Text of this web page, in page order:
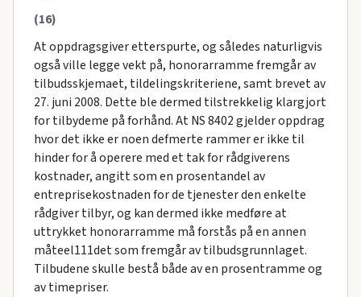
(16)
At oppdragsgiver etterspurte, og således naturligvis
også ville legge vekt på, honorarramme fremgår av
tilbudsskjemaet, tildelingskriteriene, samt brevet av
27. juni 2008. Dette ble dermed tilstrekkelig klargjort
for tilbydeme på forhånd. At NS 8402 gjelder oppdrag
hvor det ikke er noen defmerte rammer er ikke til
hinder for å operere med et tak for rådgiverens
kostnader, angitt som en prosentandel av
entreprisekostnaden for de tjenester den enkelte
rådgiver tilbyr, og kan dermed ikke medføre at
uttrykket honorarramme må forstås på en annen
måteel111det som fremgår av tilbudsgrunnlaget.
Tilbudene skulle bestå både av en prosentramme og
av timepriser.